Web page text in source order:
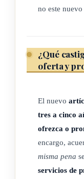
no este
¿Qué
oferta y
El nuevo
tres a cinco
ofrezca o
encargo,
misma pena
servicios de